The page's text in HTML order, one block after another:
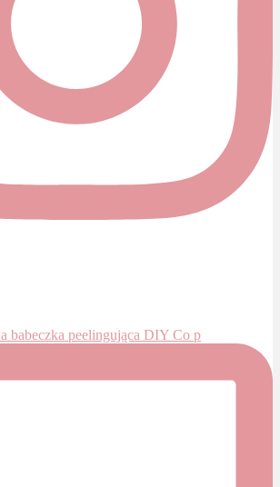
babeczka peelingująca DIY Co p